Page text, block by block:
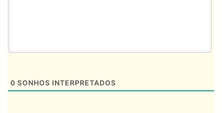
0 SONHOS INTERPRETADOS